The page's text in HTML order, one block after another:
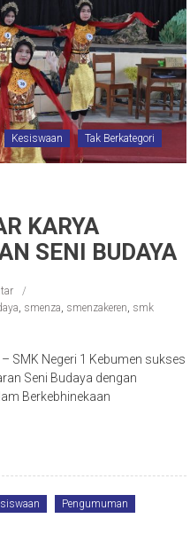
Kesiswaan Tak Berkategori
KARYA
SENI BUDAYA
, smenza, smenzakeren, smk
– SMK Negeri 1 Kebumen sukses
Seni Budaya dengan
Berkebhinekaan
Pengumuman